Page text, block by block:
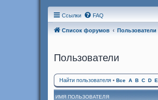
Ссылки FAQ
Список форумов Пользователи
Пользователи
Найти пользователя • Все A B C D E
ИМЯ ПОЛЬЗОВАТЕЛЯ